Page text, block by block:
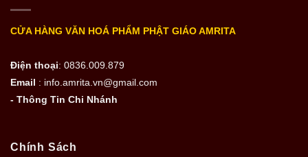
CỬA HÀNG VĂN HOÁ PHẨM PHẬT GIÁO AMRITA
Điện thoại: 0836.009.879
Email
: info.amrita.vn@gmail.com
- Thông Tin Chi Nhánh
Chính Sách